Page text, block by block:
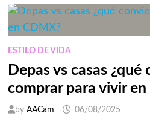
ALIMENTO
A
REFUGIOS
DE
ANIMALES
EN
MÉXICO
ESTILO DE VIDA
Depas vs casas ¿qué
comprar para vivir
by AACam 06/08/2025